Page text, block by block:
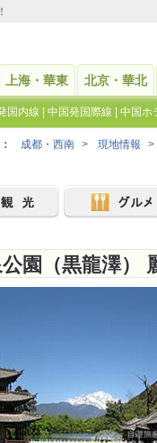
上海・華東 北京・華北
国内線 中国発国際線 中国ホ
成都・西南 > 現地情報 >
園（黒龍澤）